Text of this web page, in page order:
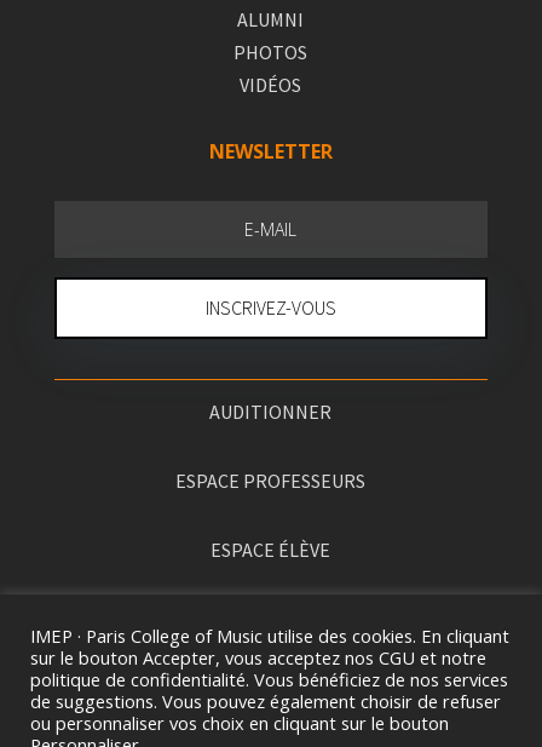
ALUMNI
PHOTOS
VIDÉOS
NEWSLETTER
INSCRIVEZ-VOUS
AUDITIONNER
ESPACE PROFESSEURS
ESPACE ÉLÈVE
IMEP · Paris College of Music utilise des cookies. En cliquant
sur le bouton Accepter, vous acceptez nos CGU et notre
politique de confidentialité. Vous bénéficiez de nos services
de suggestions. Vous pouvez également choisir de refuser
ou personnaliser vos choix en cliquant sur le bouton